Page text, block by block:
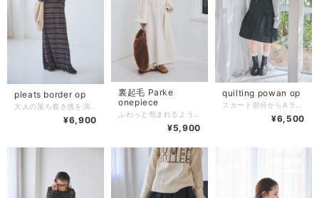
pleats border op
¥6,900
裏起毛 Parke
onepiece
¥5,900
quilting powan op
¥6,500